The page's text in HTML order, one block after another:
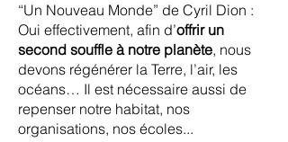
“Un Nouveau Monde” de Cyril Dion :
Oui effectivement, afin d’offrir un
second souffle à notre planète, nous
devons régénérer la Terre, l’air, les
océans… Il est nécessaire aussi de
repenser notre habitat, nos
organisations, nos écoles...